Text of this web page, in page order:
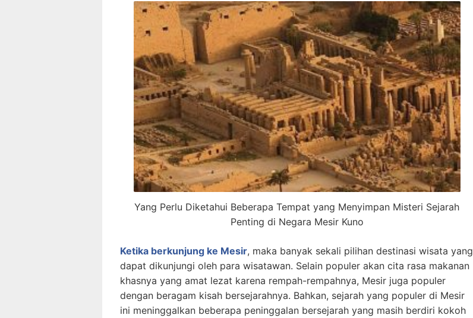
Yang Perlu Diketahui Beberapa Tempat yang Menyimpan Misteri Sejarah
Penting di Negara Mesir Kuno
Ketika berkunjung ke Mesir, maka banyak sekali pilihan destinasi wisata yang
dapat dikunjungi oleh para wisatawan. Selain populer akan cita rasa makanan
khasnya yang amat lezat karena rempah-rempahnya, Mesir juga populer
dengan beragam kisah bersejarahnya. Bahkan, sejarah yang populer di Mesir
ini meninggalkan beberapa peninggalan bersejarah yang masih berdiri kokoh